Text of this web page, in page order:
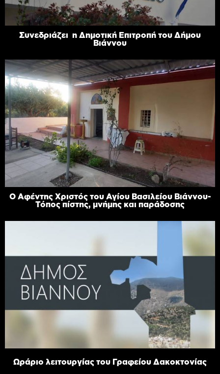
Συνεδριάζει η Δημοτική Επιτροπή του Δήμου
Βιάννου
Ο Αφέντης Χριστός του Αγίου Βασιλείου Βιάννου-
Τόπος πίστης, μνήμης και παράδοσης
Ωράριο λειτουργίας του Γραφείου Δακοκτονίας